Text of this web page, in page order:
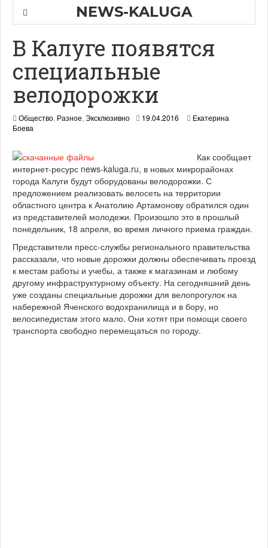
NEWS-KALUGA
В Калуге появятся
специальные
велодорожки
Общество, Разное, Эксклюзивно 19.04.2016
Екатерина
Боева
Как сообщает
интернет-ресурс news-kaluga.ru, в новых микрорайонах
города Калуги будут оборудованы велодорожки. С
предложением реализовать велосеть на территории
областного центра к Анатолию Артамонову обратился один
из представителей молодежи. Произошло это в прошлый
понедельник, 18 апреля, во время личного приема граждан.
Представители пресс-службы регионального правительства
рассказали, что новые дорожки должны обеспечивать проезд
к местам работы и учебы, а также к магазинам и любому
другому инфраструктурному объекту. На сегодняшний день
уже созданы специальные дорожки для велопрогулок на
набережной Яченского водохранилища и в бору, но
велосипедистам этого мало. Они хотят при помощи своего
транспорта свободно перемещаться по городу.